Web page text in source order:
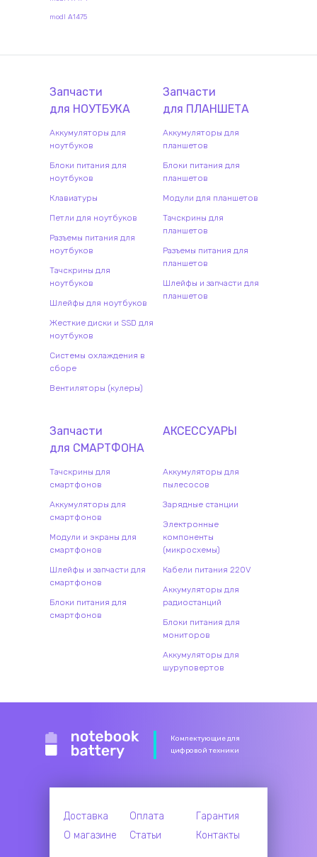
modl A1475
Запчасти
для НОУТБУКА
Аккумуляторы для
ноутбуков
Блоки питания для
ноутбуков
Клавиатуры
Петли для ноутбуков
Разъемы питания для
ноутбуков
Тачскрины для
ноутбуков
Шлейфы для ноутбуков
Жесткие диски и SSD для
ноутбуков
Системы охлаждения в
сборе
Вентиляторы (кулеры)
Запчасти
для ПЛАНШЕТА
Аккумуляторы для
планшетов
Блоки питания для
планшетов
Модули для планшетов
Тачскрины для
планшетов
Разъемы питания для
планшетов
Шлейфы и запчасти для
планшетов
Запчасти
для СМАРТФОНА
Тачскрины для
смартфонов
Аккумуляторы для
смартфонов
Модули и экраны для
смартфонов
Шлейфы и запчасти для
смартфонов
Блоки питания для
смартфонов
АКСЕССУАРЫ
Аккумуляторы для
пылесосов
Зарядные станции
Электронные
компоненты
(микросхемы)
Кабели питания 220V
Аккумуляторы для
радиостанций
Блоки питания для
мониторов
Аккумуляторы для
шуруповертов
Комлектующие для
цифровой техники
Доставка Оплата
Гарантия
О магазине
Статьи Контакты